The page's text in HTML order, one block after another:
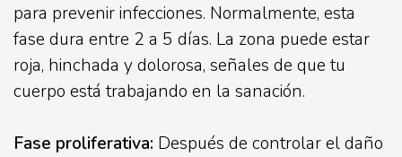
para prevenir infecciones. Normalmente, esta
fase dura entre 2 a 5 días. La zona puede estar
roja, hinchada y dolorosa, señales de que tu
cuerpo está trabajando en la sanación.
Fase proliferativa: Después de controlar el daño